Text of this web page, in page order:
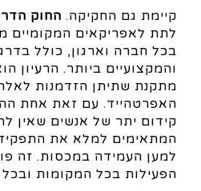
קיימת גם החקיקה. החוק
לתת לאפריקאים המקומיים
בכל חברה וארגון, כולל
והמקצועיים ביותר. הרעיון
מתקנת שתיתן הזדמנות
האפרטהייד. עם זאת אחת
קידום יתר של אנשים שאין
המתאימים למלא את
למען העמידה במכסות. זה
הפעילות בכל המקומות